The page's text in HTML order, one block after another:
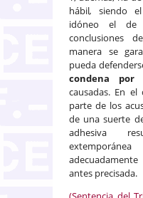
hábil, siendo
idóneo el de
conclusiones
manera se
pueda
condena por
causadas. En
parte de los
de una suerte
adhesiva
antes precisada.